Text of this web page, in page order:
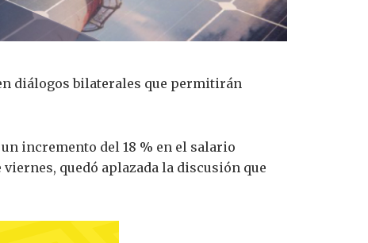
diálogos bilaterales que permitirán
incremento del 18 % en el salario
quedó aplazada la discusión que